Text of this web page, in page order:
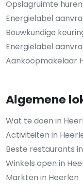
Opslagruimte
Energielabel
Bouwkundige
Energielabel
Aankoopmakelaar
Algemene
Wat te doen in
Activiteiten in
Beste restaurants
Winkels open in
Markten in Heerlen